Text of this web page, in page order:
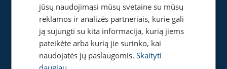
Naudinga
Gaukite pasiūlymą
jūsų naudojimąsi mūsų svetaine su mūsų
reklamos ir analizės partneriais, kurie gali
ją sujungti su kita informacija, kurią jiems
pateikėte arba kurią jie surinko, kai
naudojatės jų paslaugomis. Skaityti